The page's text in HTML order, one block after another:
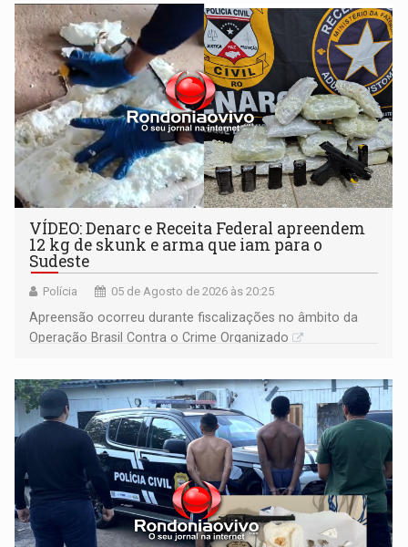
VÍDEO: Denarc e Receita Federal apreendem
12 kg de skunk e arma que iam para o
Sudeste
Polícia 05 de Agosto de 2026 às 20:25
Apreensão ocorreu durante fiscalizações no âmbito da
Operação Brasil Contra o Crime Organizado